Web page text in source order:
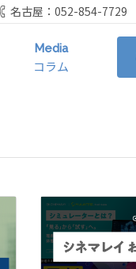
名古屋：052-854-7729
Media
コラム